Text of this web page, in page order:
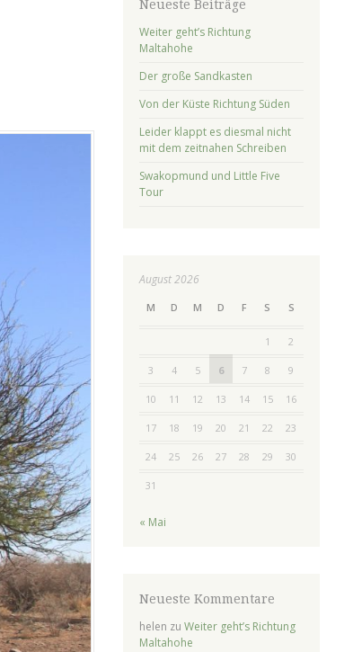
Neueste Beiträge
Weiter geht’s Richtung
Maltahohe
Der große Sandkasten
Von der Küste Richtung Süden
Leider klappt es diesmal nicht
mit dem zeitnahen Schreiben
Swakopmund und Little Five
Tour
August 2026
M D M D F S S
1 2
3 4 5 6 7 8 9
10 11 12 13 14 15 16
17 18 19 20 21 22 23
24 25 26 27 28 29 30
31
« Mai
Neueste Kommentare
helen zu Weiter geht’s Richtung
Maltahohe